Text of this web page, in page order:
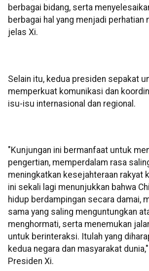
berbagai bidang, serta
berbagai hal yang menjadi perhatian
jelas Xi.
Selain itu, kedua presiden sepakat
memperkuat komunikasi dan
isu-isu internasional dan regional.
"Kunjungan ini bermanfaat untuk
pengertian, memperdalam rasa
meningkatkan kesejahteraan rakyat
ini sekali lagi menunjukkan bahwa
hidup berdampingan secara damai,
sama yang saling menguntungkan
menghormati, serta menemukan
untuk berinteraksi. Itulah yang
kedua negara dan masyarakat
Presiden Xi.